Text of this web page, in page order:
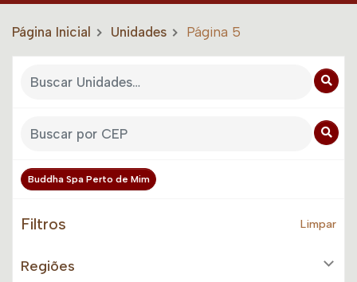
Página Inicial Unidades Página 5
Buddha Spa Perto de Mim
Filtros Limpar
Regiões